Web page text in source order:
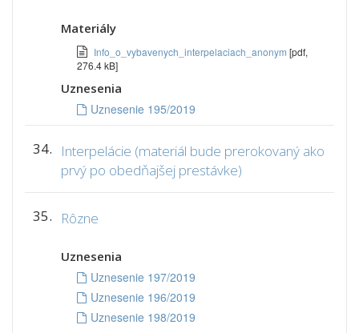
Materiály
Info_o_vybavenych_interpelaciach_anonym [pdf,
276.4 kB]
Uznesenia
Uznesenie 195/2019
34.
Interpelácie (materiál bude prerokovaný ako
prvý po obedňajšej prestávke)
35. Rôzne
Uznesenia
Uznesenie 197/2019
Uznesenie 196/2019
Uznesenie 198/2019